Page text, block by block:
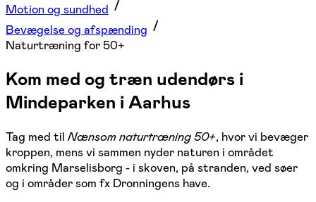
Motion og sundhed
Bevægelse og afspænding
Naturtræning for 50+
Kom med og træn udendørs i
Mindeparken i Aarhus
Tag med til Nænsom naturtræning 50+, hvor vi bevæger
kroppen, mens vi sammen nyder naturen i området
omkring Marselisborg - i skoven, på stranden, ved søer
og i områder som fx Dronningens have.